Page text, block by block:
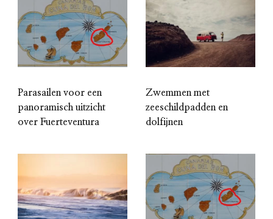
Parasailen voor een
panoramisch uitzicht
over Fuerteventura
Zwemmen met
zeeschildpadden en
dolfijnen